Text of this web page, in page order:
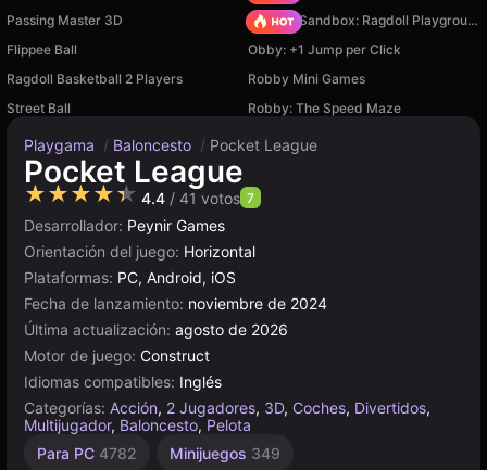
Passing Master 3D
Sprunki Sandbox: Ragdoll Playground Mode
Flippee Ball
Obby: +1 Jump per Click
Ragdoll Basketball 2 Players
Robby Mini Games
Street Ball
Robby: The Speed Maze
Playgama / Baloncesto / Pocket League
Pocket League
★★★★★ 4.4 / 41 votos 7
Desarrollador: Peynir Games
Orientación del juego: Horizontal
Plataformas: PC, Android, iOS
Fecha de lanzamiento: noviembre de 2024
Última actualización: agosto de 2026
Motor de juego: Construct
Idiomas compatibles: Inglés
Categorías: Acción, 2 Jugadores, 3D, Coches, Divertidos,
Multijugador, Baloncesto, Pelota
Para PC 4782 Minijuegos 349
Saltar
Controlador
Voleibol
Velocidad
Accidentes
Gravedad
Escritorio
Alta
Dunking
Browser
Construct
Arcade